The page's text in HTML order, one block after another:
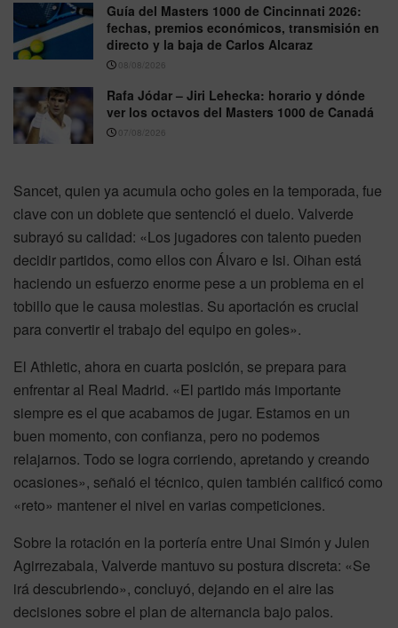
Guía del Masters 1000 de Cincinnati 2026:
fechas, premios económicos, transmisión en
directo y la baja de Carlos Alcaraz
08/08/2026
Rafa Jódar – Jiri Lehecka: horario y dónde
ver los octavos del Masters 1000 de Canadá
07/08/2026
Sancet, quien ya acumula ocho goles en la temporada, fue
clave con un doblete que sentenció el duelo. Valverde
subrayó su calidad: «Los jugadores con talento pueden
decidir partidos, como ellos con Álvaro e Isi. Oihan está
haciendo un esfuerzo enorme pese a un problema en el
tobillo que le causa molestias. Su aportación es crucial
para convertir el trabajo del equipo en goles».
El Athletic, ahora en cuarta posición, se prepara para
enfrentar al Real Madrid. «El partido más importante
siempre es el que acabamos de jugar. Estamos en un
buen momento, con confianza, pero no podemos
relajarnos. Todo se logra corriendo, apretando y creando
ocasiones», señaló el técnico, quien también calificó como
«reto» mantener el nivel en varias competiciones.
Sobre la rotación en la portería entre Unai Simón y Julen
Agirrezabala, Valverde mantuvo su postura discreta: «Se
irá descubriendo», concluyó, dejando en el aire las
decisiones sobre el plan de alternancia bajo palos.